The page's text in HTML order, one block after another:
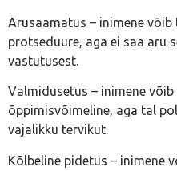
Arusaamatus – inimene
protseduure, aga ei saa aru
vastutusest.
Valmidusetus – inimene
õppimisvõimeline, aga tal
vajalikku tervikut.
Kõlbeline pidetus – inimene